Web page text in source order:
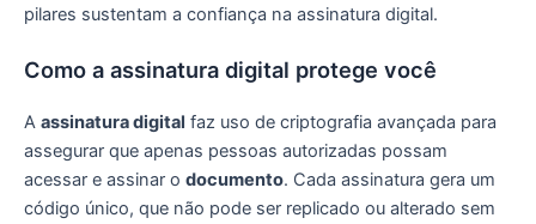
pilares sustentam a confiança na assinatura digital.
Como a assinatura digital protege você
A assinatura digital faz uso de criptografia avançada para
assegurar que apenas pessoas autorizadas possam
acessar e assinar o documento. Cada assinatura gera um
código único, que não pode ser replicado ou alterado sem